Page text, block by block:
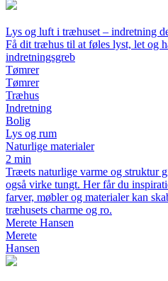
Lys og luft i træhuset – indretning
Få dit træhus til at føles lyst, let og
indretningsgreb
Tømrer
Tømrer
Træhus
Indretning
Bolig
Lys og rum
Naturlige materialer
2 min
Træets naturlige varme og struktur
også virke tungt. Her får du
farver, møbler og materialer kan
træhusets charme og ro.
Merete Hansen
Merete
Hansen